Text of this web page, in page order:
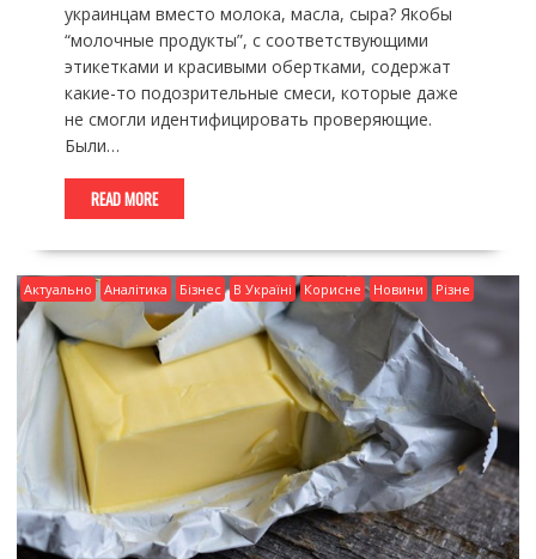
украинцам вместо молока, масла, сыра? Якобы
“молочные продукты”, с соответствующими
этикетками и красивыми обертками, содержат
какие-то подозрительные смеси, которые даже
не смогли идентифицировать проверяющие.
Были…
READ MORE
Актуально Аналітика Бізнес В Україні Корисне Новини Різне